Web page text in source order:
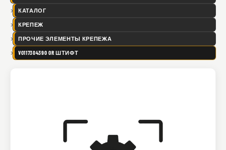
КАТАЛОГ
КРЕПЕЖ
ПРОЧИЕ ЭЛЕМЕНТЫ КРЕПЕЖА
VO117304390 OR ШТИФТ